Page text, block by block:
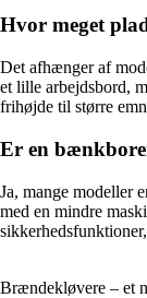
Hvor meget
Det afhænger af
et lille arbejdsbord,
frihøjde til større
Er en
Ja, mange modeller
med en mindre
Brændekløvere – et